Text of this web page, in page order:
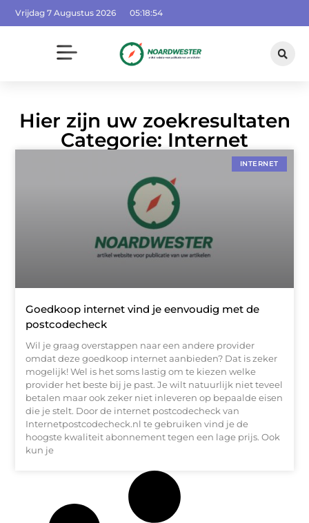
Vrijdag 7 Augustus 2026 05:18:55
Hier zijn uw zoekresultaten
Categorie: Internet
INTERNET
Goedkoop internet vind je eenvoudig met de
postcodecheck
Wil je graag overstappen naar een andere provider
omdat deze goedkoop internet aanbieden? Dat is zeker
mogelijk! Wel is het soms lastig om te kiezen welke
provider het beste bij je past. Je wilt natuurlijk niet teveel
betalen maar ook zeker niet inleveren op bepaalde eisen
die je stelt. Door de internet postcodecheck van
Internetpostcodecheck.nl te gebruiken vind je de
hoogste kwaliteit abonnement tegen een lage prijs. Ook
kun je